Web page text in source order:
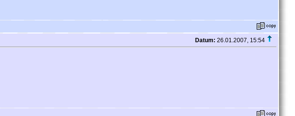
Datum: 26.01.2007, 15:54